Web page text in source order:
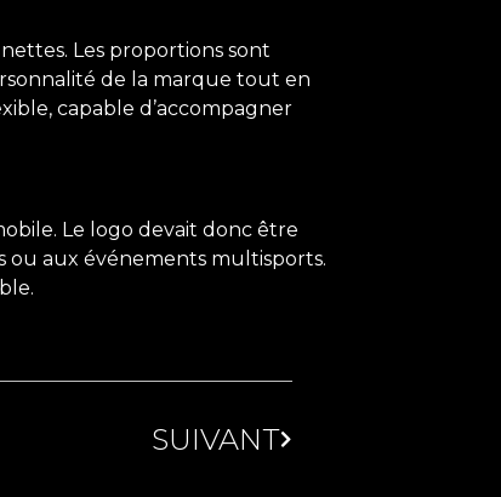
Les proportions sont
de la marque tout en
capable d’accompagner
Le logo devait donc être
ou aux événements multisports.
SUIVANT